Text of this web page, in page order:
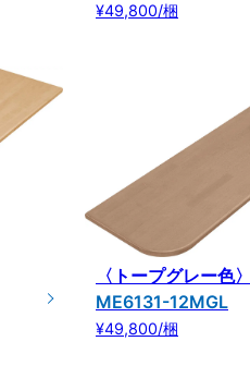
¥49,800/梱
〈トープグレー色〉
ME6131-12MGL
¥49,800/梱